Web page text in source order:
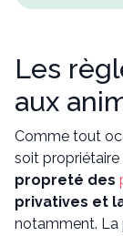
Les
aux
Comme tout
soit
propreté des
privatives et
notamment. La